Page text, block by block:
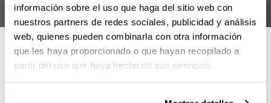
información sobre el uso que haga del sitio web con
nuestros partners de redes sociales, publicidad y análisis
web, quienes pueden combinarla con otra información
que les haya proporcionado o que hayan recopilado a
partir del uso que haya hecho de sus servicios.
4 RAZONES PARA ELEGIR ESTE
MÁSTER
Máster de referencia en envejecimiento, por su gran